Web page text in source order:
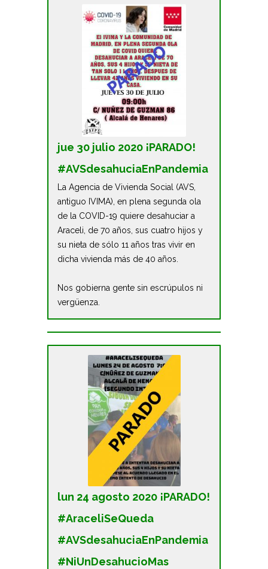
jue 30 julio 2020 ¡PARADO!
#AVSdesahuciaEnPandemia
La Agencia de Vivienda Social (AVS,
antiguo IVIMA), en plena segunda ola
de la COVID-19 quiere desahuciar a
Araceli, de 70 años, sus cuatro hijos y
su nieta de sólo 11 años tras vivir en
dicha vivienda más de 40 años.
Nos gobierna gente sin escrúpulos ni
vergüenza.
lun 24 agosto 2020 ¡PARADO!
#AraceliSeQueda
#AVSdesahuciaEnPandemia
#NiUnDesahucioMas